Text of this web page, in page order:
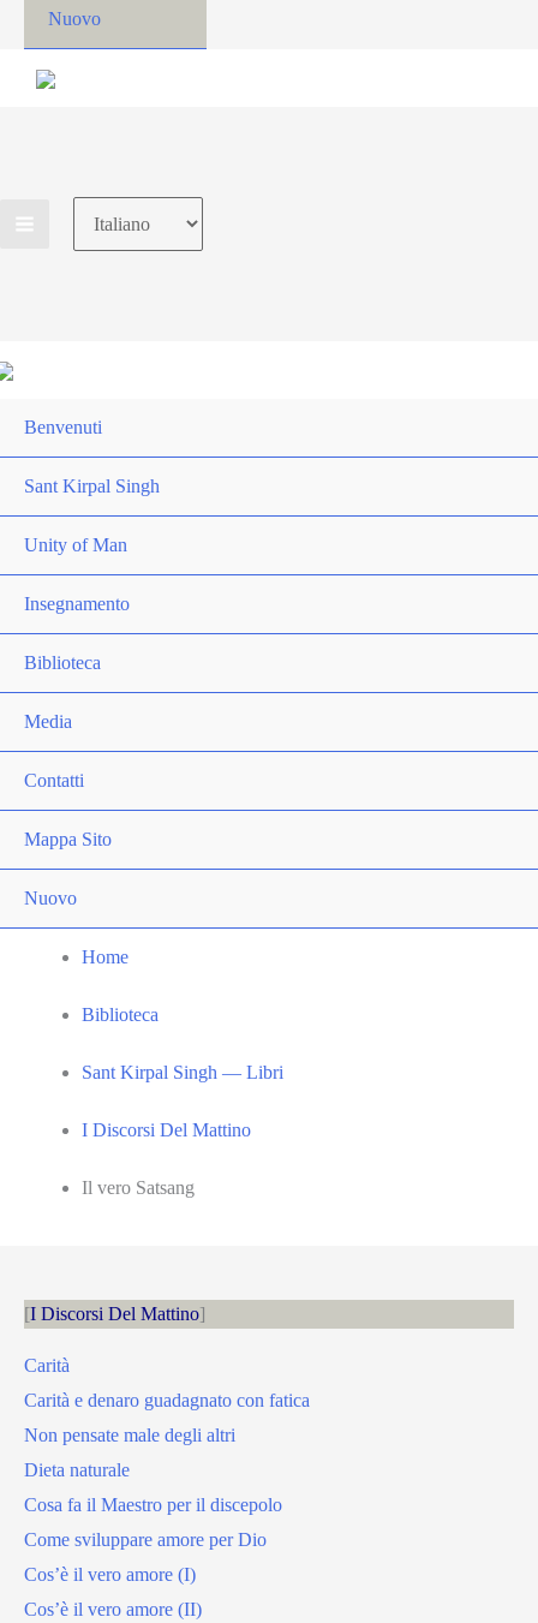
Nuovo
Choose
a
Benvenuti
Sant Kirpal Singh
Unity of Man
Insegnamento
Biblioteca
Media
Contatti
Mappa Sito
Nuovo
Home
Biblioteca
Sant Kirpal Singh — Libri
I Discorsi Del Mattino
Il vero Satsang
I Discorsi Del Mattino
Carità
Carità e denaro guadagnato con fatica
Non pensate male degli altri
Dieta naturale
Cosa fa il Maestro per il discepolo
Come sviluppare amore per Dio
Cos’è il vero amore (I)
Cos’è il vero amore (II)